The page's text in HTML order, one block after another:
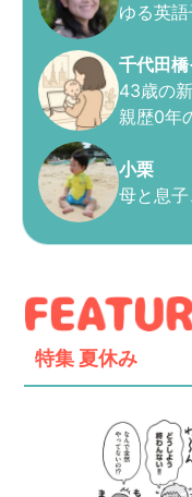
ゆる英
千代田
43歳の
親歴0年
小栗
母と息
特集 夏休み